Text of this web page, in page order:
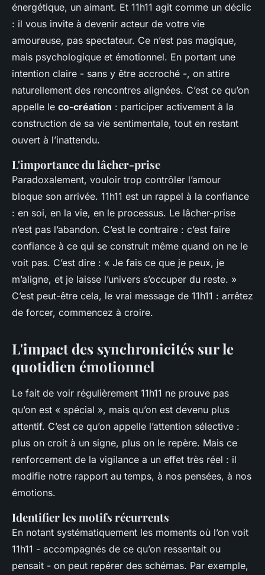
énergétique, un aimant. Et 11h11 agit comme un déclic
: il vous invite à devenir acteur de votre vie
amoureuse, pas spectateur. Ce n’est pas magique,
mais psychologique et émotionnel. En portant une
intention claire - sans y être accroché -, on attire
naturellement des rencontres alignées. C’est ce qu’on
appelle le co-création : participer activement à la
construction de sa vie sentimentale, tout en restant
ouvert à l’inattendu.
L'importance du lâcher-prise
Paradoxalement, vouloir trop contrôler l’amour
bloque son arrivée. 11h11 est un rappel à la confiance
: en soi, en la vie, en le processus. Le lâcher-prise
n’est pas l’abandon. C’est le contraire : c’est faire
confiance à ce qui se construit même quand on ne le
voit pas. C’est dire : « Je fais ce que je peux, je
m’aligne, et je laisse l’univers s’occuper du reste. »
C’est peut-être cela, le vrai message de 11h11 : arrêtez
de forcer, commencez à croire.
L'impact des synchronicités sur le
quotidien émotionnel
Le fait de voir régulièrement 11h11 ne prouve pas
qu’on est « spécial », mais qu’on est devenu plus
attentif. C’est ce qu’on appelle l’attention sélective :
plus on croit à un signe, plus on le repère. Mais ce
renforcement de la vigilance a un effet très réel : il
modifie notre rapport au temps, à nos pensées, à nos
émotions.
Identifier les motifs récurrents
En notant systématiquement les moments où l’on voit
11h11 - accompagnés de ce qu’on ressentait ou
pensait - on peut repérer des schémas. Par exemple,